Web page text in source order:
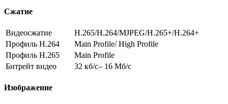
Сжатие
Видеосжатие
H.265/H.264/MJPEG/H.265+/H.264+
Профиль H.264
Main Profile/ High Profile
Профиль H.265
Main Profile
Битрейт видео
32 кб/с– 16 Мб/с
Изображение